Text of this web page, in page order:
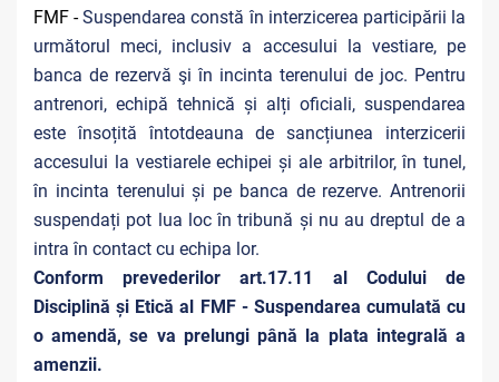
FMF -Suspendarea constă în interzicerea participării la
următorul meci, inclusiv a accesului la vestiare, pe
banca de rezervă şi în incinta terenului de joc. Pentru
antrenori, echipă tehnică și alți oficiali, suspendarea
este însoțită întotdeauna de sancțiunea interzicerii
accesului la vestiarele echipei și ale arbitrilor, în tunel,
în incinta terenului și pe banca de rezerve. Antrenorii
suspendați pot lua loc în tribună și nu au dreptul de a
intra în contact cu echipa lor.
Conform prevederilor art.17.11 al Codului de
Disciplină și Etică al FMF - Suspendarea cumulată cu
o amendă, se va prelungi până la plata integrală a
amenzii.